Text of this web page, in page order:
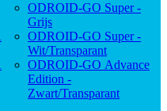
ODROID-GO Super -
Grijs
ODROID-GO Super -
Wit/Transparant
ODROID-GO Advance
Edition -
Zwart/Transparant